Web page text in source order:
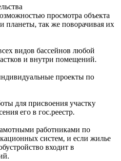
просмотра объекта
планеты, так же поворачивая их
видов бассейнов любой
и внутри помещений.
проекты по
для присвоения участку
его в гос.реестр.
работниками по
систем, и если жилье
входит в